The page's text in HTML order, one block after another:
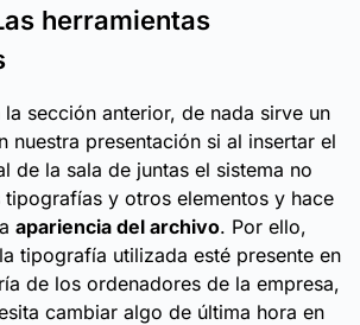
herramientas
sección anterior, de nada sirve un
nuestra presentación si al insertar el
de la sala de juntas el sistema no
tipografías y otros elementos y hace
apariencia del archivo. Por ello,
tipografía utilizada esté presente en
de los ordenadores de la empresa,
cambiar algo de última hora en